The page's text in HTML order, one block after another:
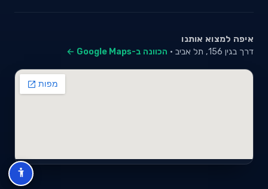
איפה למצוא אותנו
דרך בגין 156, תל אביב · הכוונה ב-Google Maps ←